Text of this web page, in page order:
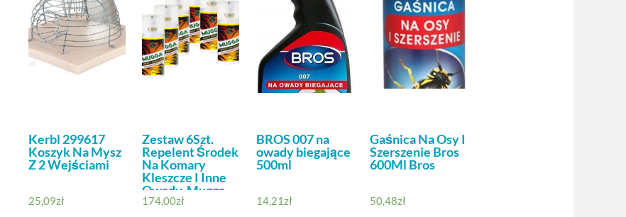
Kerbl 299617
Koszyk Na Mysz
Z 2 Wejściami
25,09zł
Zestaw 6Szt.
Repelent Środek
Na Komary
Kleszcze I Inne
Owady, Mugga
Strong Spray ,
174,00zł
BROS 007 na
owady biegające
500ml
14,21zł
Gaśnica Na Osy I
Szerszenie Bros
600Ml Bros
50,48zł